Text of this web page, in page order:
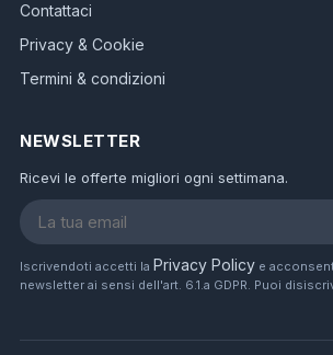
Contattaci
Privacy & Cookie
Termini & condizioni
NEWSLETTER
Ricevi le offerte migliori ogni settimana.
Iscrivendoti accetti la Privacy Policy e
newsletter ai sensi dell'art. 6.1.a GDPR. Puoi